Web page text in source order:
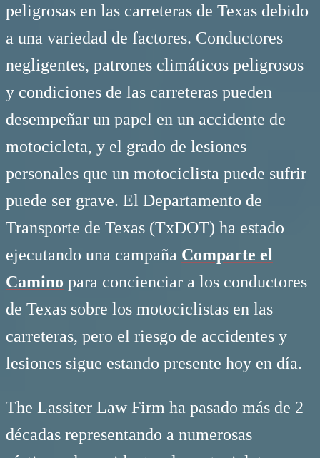
peligrosas en las carreteras de Texas debido
a una variedad de factores. Conductores
negligentes, patrones climáticos peligrosos
y condiciones de las carreteras pueden
desempeñar un papel en un accidente de
motocicleta, y el grado de lesiones
personales que un motociclista puede sufrir
puede ser grave. El Departamento de
Transporte de Texas (TxDOT) ha estado
ejecutando una campaña Comparte el
Camino para concienciar a los conductores
de Texas sobre los motociclistas en las
carreteras, pero el riesgo de accidentes y
lesiones sigue estando presente hoy en día.
The Lassiter Law Firm ha pasado más de 2
décadas representando a numerosas